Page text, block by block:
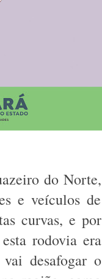
do Norte,
e veículos de
curvas, e por
rodovia era
desafogar o